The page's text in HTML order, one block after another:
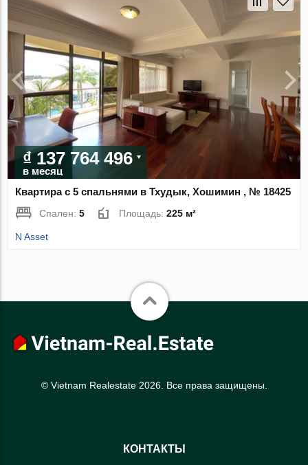
₫ 137 764 496
в месяц
Квартира с 5 спальнями в Тхудык, Хошимин , № 18425
Спален:5 Площадь:225 м²
N Asset
© Vietnam Realestate 2026. Все права защищены.
КОНТАКТЫ